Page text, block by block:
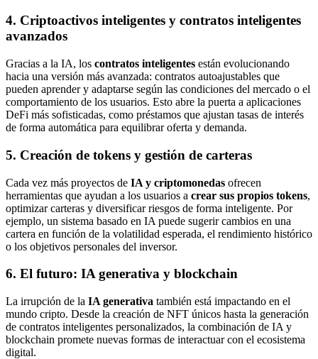
4. Criptoactivos inteligentes y contratos inteligentes
avanzados
Gracias a la IA, los contratos inteligentes están evolucionando
hacia una versión más avanzada: contratos autoajustables que
pueden aprender y adaptarse según las condiciones del mercado o el
comportamiento de los usuarios. Esto abre la puerta a aplicaciones
DeFi más sofisticadas, como préstamos que ajustan tasas de interés
de forma automática para equilibrar oferta y demanda.
5. Creación de tokens y gestión de carteras
Cada vez más proyectos de IA y criptomonedas ofrecen
herramientas que ayudan a los usuarios a crear sus propios tokens,
optimizar carteras y diversificar riesgos de forma inteligente. Por
ejemplo, un sistema basado en IA puede sugerir cambios en una
cartera en función de la volatilidad esperada, el rendimiento histórico
o los objetivos personales del inversor.
6. El futuro: IA generativa y blockchain
La irrupción de la IA generativa también está impactando en el
mundo cripto. Desde la creación de NFT únicos hasta la generación
de contratos inteligentes personalizados, la combinación de IA y
blockchain promete nuevas formas de interactuar con el ecosistema
digital.